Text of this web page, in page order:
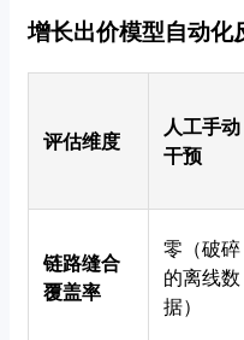
增长出价模型自动化
评估维度
人工手动
干预
链路缝合
覆盖率
零（破碎
的离线数
据）